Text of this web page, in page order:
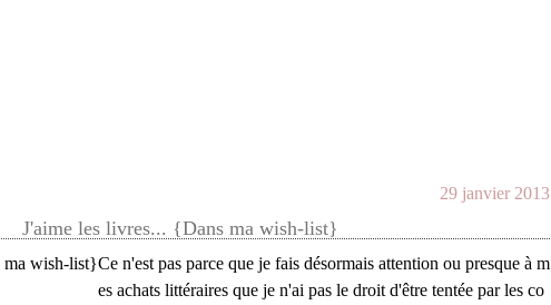
29 janvier 2013
J'aime les livres... {Dans ma wish-list}
Ce n'est pas parce que je fais désormais attention ou presque à m
es achats littéraires que je n'ai pas le droit d'être tentée par les co